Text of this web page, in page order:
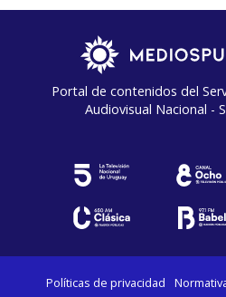
Portal de contenidos del
Audiovisual Nacional -
Políticas de privacidad